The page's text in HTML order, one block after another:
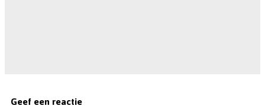
Geef een reactie